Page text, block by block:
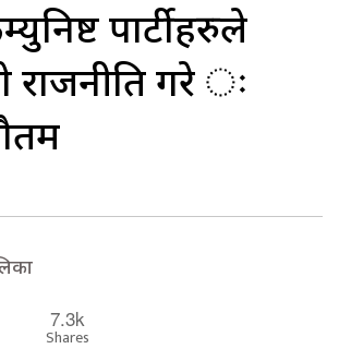
पार्टीहरुले
राजनीति गरे ः
7.3k
Shares